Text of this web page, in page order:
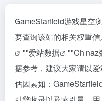
GameStarfield游戏星空
要查询该站的相关权重
""爱站数据 ""Chinaz
据参考，建议大家请以
估因素如：